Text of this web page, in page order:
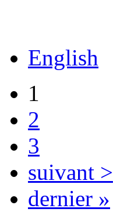
English
1
2
3
suivant >
dernier »